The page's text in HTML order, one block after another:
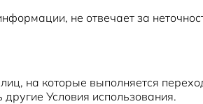
не отвечает за
на которые выполняется
Условия использования.